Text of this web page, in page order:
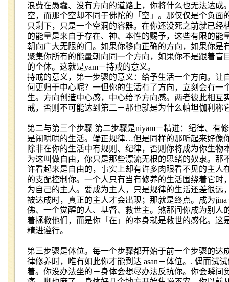
浪费在愚蠢、没有方向的道路上，你将什么也无法达成
空，而那个空却不同于佛陀的「空」。那仅仅是个负面
只剩下，只是一个空洞的容器。在你还没死之前就已经
的能量是来自于存在、神、本性的赐予，这些有限的能
朝向广大无限的门。如果你移向正确的方向，如果你是
聚集你所有的能量朝向同一个方向，如果你不是跟着盲
的个体。这就是yam－持戒的意义。
持戒的意义，第一步骤的意义：给予生活一个方向。让
何更归于中心呢？一但你的生活有了方向，立刻会有一
生。方向创造中心感，中心给予方向感。两者彼此相互
戒，否则不可能达到第二－那也就是为什么帕坦伽利称
第二与第三个步骤 第二步骤是niyam－精进：纪律、有
是闹哄哄的生活。端正规律…但是同样的那听起来好像
除非在你的生活中有规则、纪律，否则你将成为你生物
为这叫做自由，你只是那些漂流无根的思绪的奴隶。那
许看起来是自由的，事实上却有许多肉眼看不见的主人
的支配控制你。一个人只有当有修养的生活围绕着它时
为自己的主人。要成为主人，只是规律的生活还差很远
被达成时，真正的主人才会出现；那就是终点。成为jina
佛、一个觉醒的人、基督、救世主。煞那间你成为别人
着拯救他们，而是你「在」的本身就是救世的感化。这
精进遵行。
第三步骤是体位。每一个步骤都开始于前一个步骤的达
律修养时，唯有如此你才能到达 asan－体位。 . 偶而试
着。你没办法坐的－身体会想尽办法反抗你。你会瞬间